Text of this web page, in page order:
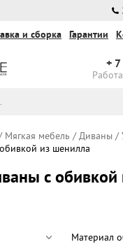
+
и сборка Гарантии
Мягкая мебель /Диваны /
из шенилла
с обивкой
Материал